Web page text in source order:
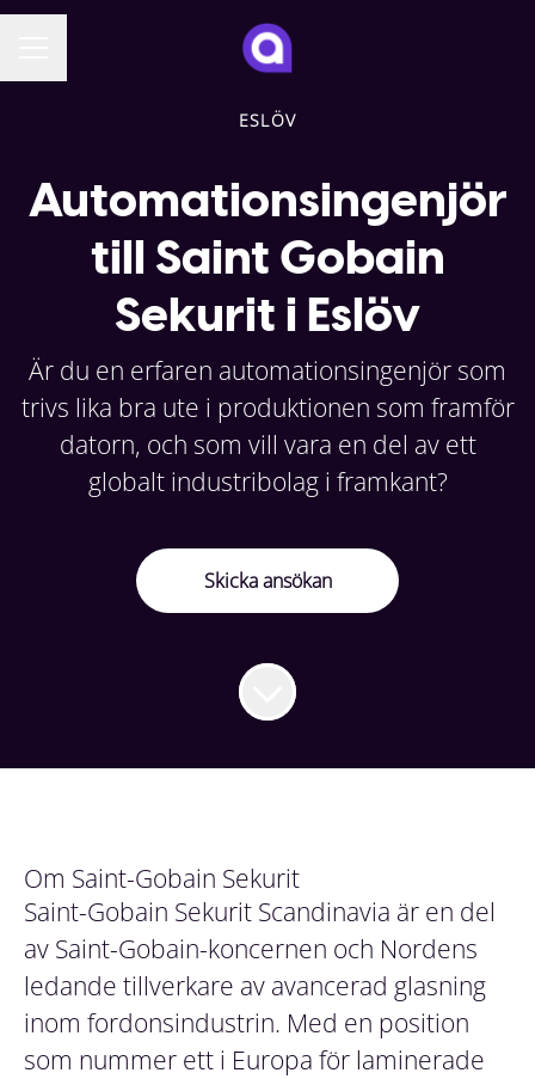
ESLÖV
Automationsingenjör
till Saint Gobain
Sekurit i Eslöv
Är du en erfaren automationsingenjör som
trivs lika bra ute i produktionen som framför
datorn, och som vill vara en del av ett
globalt industribolag i framkant?
Skicka ansökan
Om Saint-Gobain Sekurit
Saint-Gobain Sekurit Scandinavia är en del
av Saint-Gobain-koncernen och Nordens
ledande tillverkare av avancerad glasning
inom fordonsindustrin. Med en position
som nummer ett i Europa för laminerade